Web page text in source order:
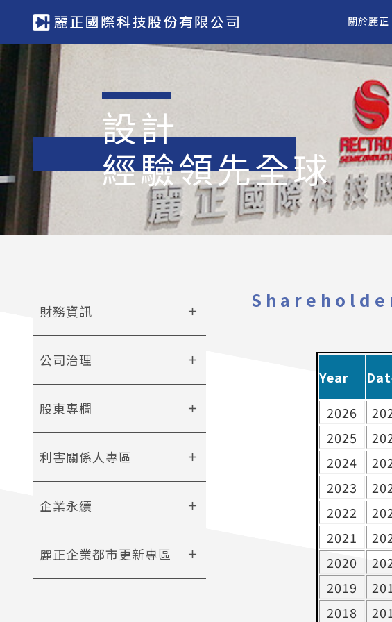
關於麗正
設計
經驗領先全球
財務資訊 add
公司治理 add
股東專欄 add
利害關係人專區 add
企業永續 add
麗正企業都市更新專區 add
Year
2026
2025
2024
2023
2022
2021
2020
2019
2018